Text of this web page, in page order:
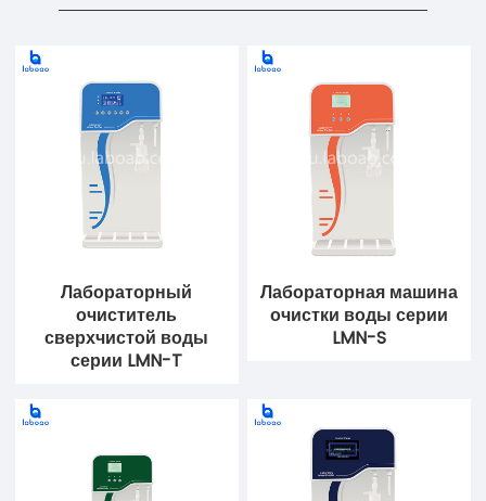
Лабораторный
очиститель
сверхчистой воды
серии LMN-T
Лабораторная машина
очистки воды серии
LMN-S